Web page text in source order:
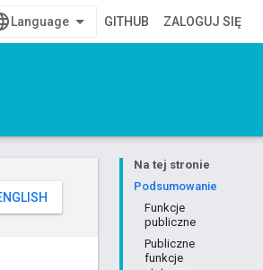
GITHUB ZALOGUJ SIĘ
Na tej stronie
Podsumowanie
Funkcje
publiczne
Publiczne
funkcje